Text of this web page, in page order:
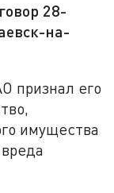
28-
на-
признал его
имущества